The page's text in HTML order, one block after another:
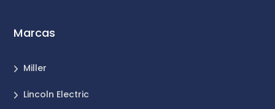
Marcas
Miller
Lincoln Electric